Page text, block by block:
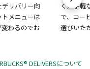
リバリー向
メニューは
わるのでお
く）手軽
で、コー
選びいた
DELIVERSについて